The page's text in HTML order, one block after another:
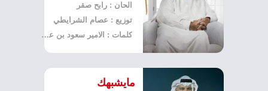
الحان : رابح صقر
توزيع : عصام الشرايطي
كلمات : الامير سعود بن عبدالله
مايشبهك